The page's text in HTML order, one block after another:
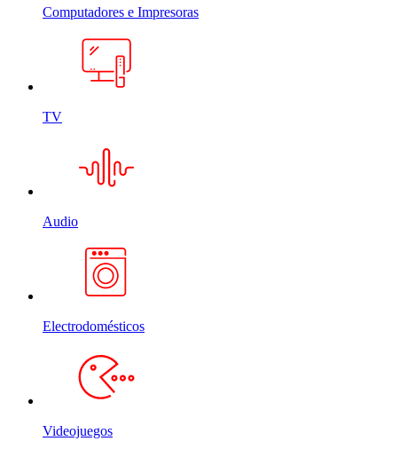
Computadores e Impresoras
TV
Audio
Electrodomésticos
Videojuegos